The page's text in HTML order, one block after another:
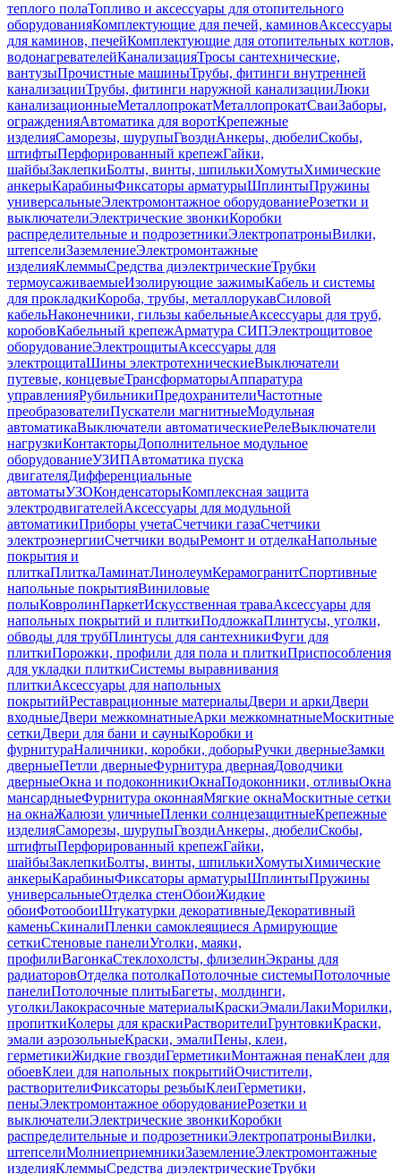
теплого полаТопливо и аксессуары для отопительного
оборудованияКомплектующие для печей, каминовАксессуары
для каминов, печейКомплектующие для отопительных котлов,
водонагревателейКанализацияТросы сантехнические,
вантузыПрочистные машиныТрубы, фитинги внутренней
канализацииТрубы, фитинги наружной канализацииЛюки
канализационныеМеталлопрокатМеталлопрокатСваиЗаборы,
огражденияАвтоматика для воротКрепежные
изделияСаморезы, шурупыГвоздиАнкеры, дюбелиСкобы,
штифтыПерфорированный крепежГайки,
шайбыЗаклепкиБолты, винты, шпилькиХомутыХимические
анкерыКарабиныФиксаторы арматурыШплинтыПружины
универсальныеЭлектромонтажное оборудованиеРозетки и
выключателиЭлектрические звонкиКоробки
распределительные и подрозетникиЭлектропатроныВилки,
штепселиЗаземлениеЭлектромонтажные
изделияКлеммыСредства диэлектрическиеТрубки
термоусаживаемыеИзолирующие зажимыКабель и системы
для прокладкиКороба, трубы, металлорукавСиловой
кабельНаконечники, гильзы кабельныеАксессуары для труб,
коробовКабельный крепежАрматура СИПЭлектрощитовое
оборудованиеЭлектрощитыАксессуары для
электрощитаШины электротехническиеВыключатели
путевые, концевыеТрансформаторыАппаратура
управленияРубильникиПредохранителиЧастотные
преобразователиПускатели магнитныеМодульная
автоматикаВыключатели автоматическиеРелеВыключатели
нагрузкиКонтакторыДополнительное модульное
оборудованиеУЗИПАвтоматика пуска
двигателяДифференциальные
автоматыУЗОКонденсаторыКомплексная защита
электродвигателейАксессуары для модульной
автоматикиПриборы учетаСчетчики газаСчетчики
электроэнергииСчетчики водыРемонт и отделкаНапольные
покрытия и
плиткаПлиткаЛаминатЛинолеумКерамогранитСпортивные
напольные покрытияВиниловые
полыКовролинПаркетИскусственная траваАксессуары для
напольных покрытий и плиткиПодложкаПлинтусы, уголки,
обводы для трубПлинтусы для сантехникиФуги для
плиткиПорожки, профили для пола и плиткиПриспособления
для укладки плиткиСистемы выравнивания
плиткиАксессуары для напольных
покрытийРеставрационные материалыДвери и аркиДвери
входныеДвери межкомнатныеАрки межкомнатныеМоскитные
сеткиДвери для бани и сауныКоробки и
фурнитураНаличники, коробки, доборыРучки дверныеЗамки
дверныеПетли дверныеФурнитура двернаяДоводчики
дверныеОкна и подоконникиОкнаПодоконники, отливыОкна
мансардныеФурнитура оконнаяМягкие окнаМоскитные сетки
на окнаЖалюзи уличныеПленки солнцезащитныеКрепежные
изделияСаморезы, шурупыГвоздиАнкеры, дюбелиСкобы,
штифтыПерфорированный крепежГайки,
шайбыЗаклепкиБолты, винты, шпилькиХомутыХимические
анкерыКарабиныФиксаторы арматурыШплинтыПружины
универсальныеОтделка стенОбоиЖидкие
обоиФотообоиШтукатурки декоративныеДекоративный
каменьСкиналиПленки самоклеящиеся Армирующие
сеткиСтеновые панелиУголки, маяки,
профилиВагонкаСтеклохолсты, флизелинЭкраны для
радиаторовОтделка потолкаПотолочные системыПотолочные
панелиПотолочные плитыБагеты, молдинги,
уголкиЛакокрасочные материалыКраскиЭмалиЛакиМорилки,
пропиткиКолеры для краскиРастворителиГрунтовкиКраски,
эмали аэрозольныеКраски, эмалиПены, клеи,
герметикиЖидкие гвоздиГерметикиМонтажная пенаКлеи для
обоевКлеи для напольных покрытийОчистители,
растворителиФиксаторы резьбыКлеиГерметики,
пеныЭлектромонтажное оборудованиеРозетки и
выключателиЭлектрические звонкиКоробки
распределительные и подрозетникиЭлектропатроныВилки,
штепселиМолниеприемникиЗаземлениеЭлектромонтажные
изделияКлеммыСредства диэлектрическиеТрубки